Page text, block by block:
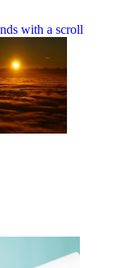
with a scroll